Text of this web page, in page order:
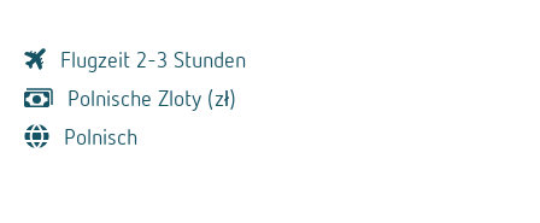
Flugzeit 2-3 Stunden
Polnische Zloty (zł)
Polnisch